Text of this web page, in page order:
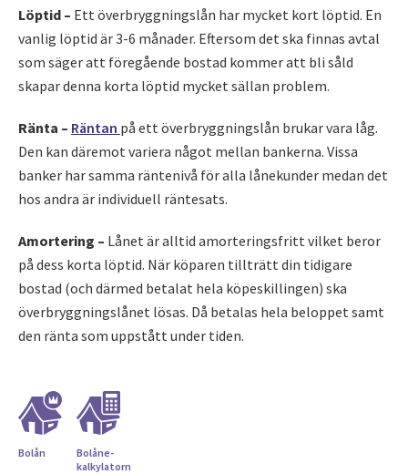
Löptid – Ett överbryggningslån har mycket kort löptid. En
vanlig löptid är 3-6 månader. Eftersom det ska finnas avtal
som säger att föregående bostad kommer att bli såld
skapar denna korta löptid mycket sällan problem.
Ränta – Räntan på ett överbryggningslån brukar vara låg.
Den kan däremot variera något mellan bankerna. Vissa
banker har samma räntenivå för alla lånekunder medan det
hos andra är individuell räntesats.
Amortering – Lånet är alltid amorteringsfritt vilket beror
på dess korta löptid. När köparen tillträtt din tidigare
bostad (och därmed betalat hela köpeskillingen) ska
överbryggningslånet lösas. Då betalas hela beloppet samt
den ränta som uppstått under tiden.
Bolån
Bolåne­
kalkylatorn